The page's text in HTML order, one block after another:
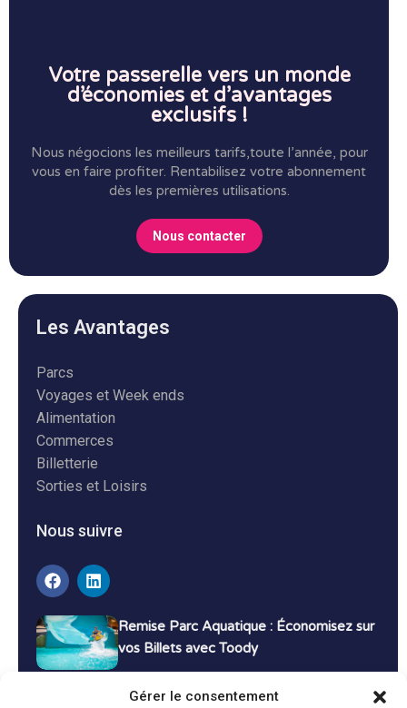
Gérer le consentement
Votre passerelle vers un monde
d’économies et d’avantages
exclusifs !
Nous négocions les meilleurs tarifs,toute l’année, pour
vous en faire profiter. Rentabilisez votre abonnement
dès les premières utilisations.
Nous contacter
Les Avantages
Parcs
Voyages et Week ends
Alimentation
Commerces
Billetterie
Sorties et Loisirs
Nous suivre
Remise Parc Aquatique : Économisez sur
vos Billets avec Toody